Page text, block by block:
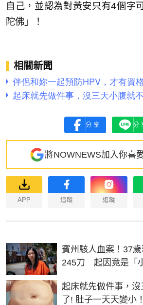
自己，並認為對黃安只有4個字
陀佛」！
相關新聞
分享 分
將NOWNEWS加入你喜
APP 追蹤 追蹤
賓州駭人血案！37
245刀 起因竟是「
起床就先做件事，
了! 肚子一天天變小！
PR